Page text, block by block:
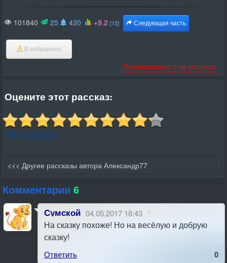
101840 25 420 +9.2 [15] Следующая часть
В избранное
Пожаловаться на рассказ
Оцените этот рассказ:
15 голосов
<<< Другие рассказы автора Александр77
Комментарии 6
Сумской 04.05.2017 18:43 #
На сказку похоже! Но на весёлую и добрую
сказку!
Ответить 0